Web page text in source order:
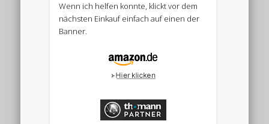
Wenn ich helfen konnte, klickt vor dem
nächsten Einkauf einfach auf einen der
Banner.